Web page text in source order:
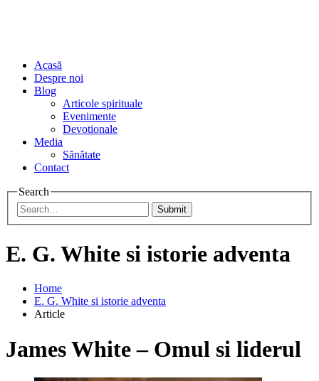
Acasă
Despre noi
Blog
Articole spirituale
Evenimente
Devotionale
Media
Sănătate
Contact
Search
Submit
E. G. White si istorie adventa
Home
E. G. White si istorie adventa
Article
James White – Omul si liderul